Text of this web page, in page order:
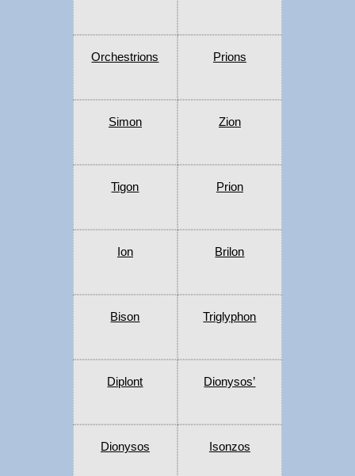
Orchestrions Prions
Simon Zion
Tigon Prion
Ion Brilon
Bison Triglyphon
Diplont Dionysos’
Dionysos Isonzos